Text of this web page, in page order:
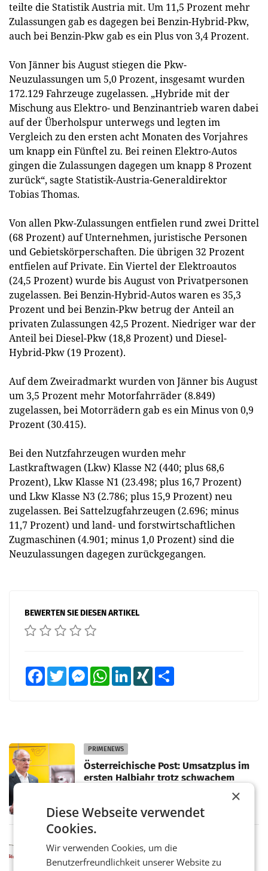
teilte die Statistik Austria mit. Um 11,5 Prozent mehr
Zulassungen gab es dagegen bei Benzin-Hybrid-Pkw,
auch bei Benzin-Pkw gab es ein Plus von 3,4 Prozent.
Von Jänner bis August stiegen die Pkw-
Neuzulassungen um 5,0 Prozent, insgesamt wurden
172.129 Fahrzeuge zugelassen. „Hybride mit der
Mischung aus Elektro- und Benzinantrieb waren dabei
auf der Überholspur unterwegs und legten im
Vergleich zu den ersten acht Monaten des Vorjahres
um knapp ein Fünftel zu. Bei reinen Elektro-Autos
gingen die Zulassungen dagegen um knapp 8 Prozent
zurück“, sagte Statistik-Austria-Generaldirektor
Tobias Thomas.
Von allen Pkw-Zulassungen entfielen rund zwei Drittel
(68 Prozent) auf Unternehmen, juristische Personen
und Gebietskörperschaften. Die übrigen 32 Prozent
entfielen auf Private. Ein Viertel der Elektroautos
(24,5 Prozent) wurde bis August von Privatpersonen
zugelassen. Bei Benzin-Hybrid-Autos waren es 35,3
Prozent und bei Benzin-Pkw betrug der Anteil an
privaten Zulassungen 42,5 Prozent. Niedriger war der
Anteil bei Diesel-Pkw (18,8 Prozent) und Diesel-
Hybrid-Pkw (19 Prozent).
Auf dem Zweiradmarkt wurden von Jänner bis August
um 3,5 Prozent mehr Motorfahrräder (8.849)
zugelassen, bei Motorrädern gab es ein Minus von 0,9
Prozent (30.415).
Bei den Nutzfahrzeugen wurden mehr
Lastkraftwagen (Lkw) Klasse N2 (440; plus 68,6
Prozent), Lkw Klasse N1 (23.498; plus 16,7 Prozent)
und Lkw Klasse N3 (2.786; plus 15,9 Prozent) neu
zugelassen. Bei Sattelzugfahrzeugen (2.696; minus
11,7 Prozent) und land- und forstwirtschaftlichen
Zugmaschinen (4.901; minus 1,0 Prozent) sind die
Neuzulassungen dagegen zurückgegangen.
BEWERTEN SIE DIESEN ARTIKEL
FacebookTwitter MessengerWhatsAppLinkedInXING
PRIMENEWS
Österreichische Post: Umsatzplus im
ersten Halbjahr trotz schwachem
WIEN Die Österreichische Post AG hat im
ersten Halbjahr 2026 einen Konzernumsatz
von 1.544,0 Mio. EUR erwirtschaftet, was
einem Plus von 3,8 Prozent gegenüber dem
Vergleichszeitraum
ProSiebenSat.1 spart und macht
überraschend viel Gewinn
×
Diese Webseite verwendet
Cookies.
Wir verwenden Cookies, um die
Benutzerfreundlichkeit unserer Website zu